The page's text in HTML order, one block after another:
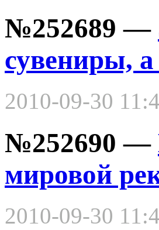
№252689 —
сувениры, а
2010-09-30
№252690 —
мировой
2010-09-30